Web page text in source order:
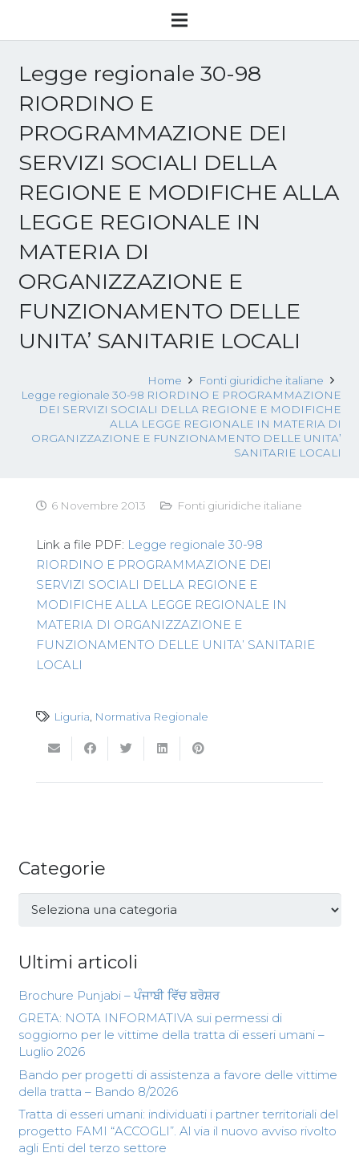
Legge regionale 30-98
RIORDINO E
PROGRAMMAZIONE DEI
SERVIZI SOCIALI DELLA
REGIONE E MODIFICHE ALLA
LEGGE REGIONALE IN
MATERIA DI
ORGANIZZAZIONE E
FUNZIONAMENTO DELLE
UNITA’ SANITARIE LOCALI
Home
Fonti giuridiche italiane
Legge regionale 30-98 RIORDINO E PROGRAMMAZIONE
DEI SERVIZI SOCIALI DELLA REGIONE E MODIFICHE
ALLA LEGGE REGIONALE IN MATERIA DI
ORGANIZZAZIONE E FUNZIONAMENTO DELLE UNITA’
SANITARIE LOCALI
6 Novembre 2013 Fonti giuridiche italiane
Link a file PDF: Legge regionale 30-98
RIORDINO E PROGRAMMAZIONE DEI
SERVIZI SOCIALI DELLA REGIONE E
MODIFICHE ALLA LEGGE REGIONALE IN
MATERIA DI ORGANIZZAZIONE E
FUNZIONAMENTO DELLE UNITA’ SANITARIE
LOCALI
Liguria Normativa Regionale
Categorie
Categorie
Ultimi articoli
Brochure Punjabi – ਪੰਜਾਬੀ ਵਿੱਚ ਬਰੋਸ਼ਰ
GRETA: NOTA INFORMATIVA sui permessi di
soggiorno per le vittime della tratta di esseri umani –
Luglio 2026
Bando per progetti di assistenza a favore delle vittime
della tratta – Bando 8/2026
Tratta di esseri umani: individuati i partner territoriali del
progetto FAMI “ACCOGLI”. Al via il nuovo avviso rivolto
agli Enti del terzo settore